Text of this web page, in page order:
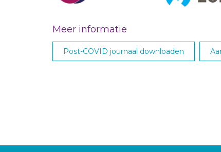
Meer informatie
Post-COVID journaal downloaden